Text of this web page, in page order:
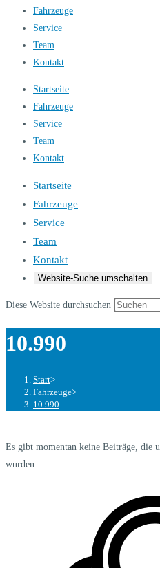
Fahrzeuge
Service
Team
Kontakt
Startseite
Fahrzeuge
Service
Team
Kontakt
Startseite
Fahrzeuge
Service
Team
Kontakt
Website-Suche umschalten
Diese Website durchsuchen
10.990
Start>
Fahrzeuge>
10.990
Es gibt momentan keine Beiträge, die
wurden.